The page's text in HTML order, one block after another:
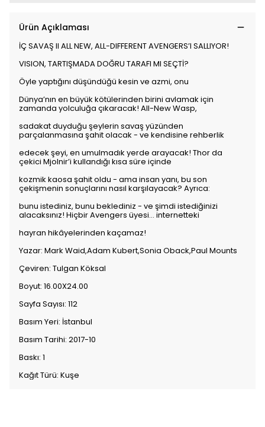
Ürün Açıklaması
İÇ SAVAŞ II ALL NEW, ALL-DIFFERENT AVENGERS’I SALLIYOR!
VISION, TARTIŞMADA DOĞRU TARAFI MI SEÇTİ?
Öyle yaptığını düşündüğü kesin ve azmi, onu
Dünya’nın en büyük kötülerinden birini avlamak için
zamanda yolculuğa çıkaracak! All-New Wasp,
sadakat duyduğu şeylerin savaş yüzünden
parçalanmasına şahit olacak - ve kendisine rehberlik
edecek şeyi, en umulmadık yerde arayacak! Thor da
çekici Mjolnir’i kullandığı kısa süre içinde
kozmik kaosa şahit oldu - ama insan yanı, bu son
çekişmenin sonuçlarını nasıl karşılayacak? Ayrıca:
bunu istediniz, bunu beklediniz - ve şimdi istediğinizi
alacaksınız! Hiçbir Avengers üyesi… internetteki
hayran hikâyelerinden kaçamaz!
Yazar: Mark Waid,Adam Kubert,Sonia Oback,Paul Mounts
Çeviren: Tulgan Köksal
Boyut: 16.00X24.00
Sayfa Sayısı: 112
Basım Yeri: İstanbul
Basım Tarihi: 2017-10
Baskı: 1
Kağıt Türü: Kuşe